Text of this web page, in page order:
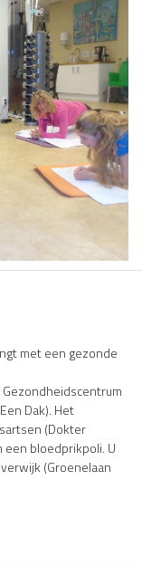
met een gezonde
Dak). Het
(Dokter
een bloedprikpoli. U
(Groenelaan